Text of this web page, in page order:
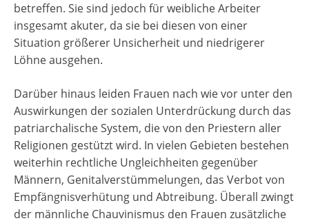
betreffen. Sie sind jedoch für weibliche Arbeiter
insgesamt akuter, da sie bei diesen von einer
Situation größerer Unsicherheit und niedrigerer
Löhne ausgehen.
Darüber hinaus leiden Frauen nach wie vor unter den
Auswirkungen der sozialen Unterdrückung durch das
patriarchalische System, die von den Priestern aller
Religionen gestützt wird. In vielen Gebieten bestehen
weiterhin rechtliche Ungleichheiten gegenüber
Männern, Genitalverstümmelungen, das Verbot von
Empfängnisverhütung und Abtreibung. Überall zwingt
der männliche Chauvinismus den Frauen zusätzliche